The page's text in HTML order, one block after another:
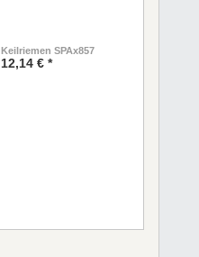
Keilriemen SPAx857
12,14 € *